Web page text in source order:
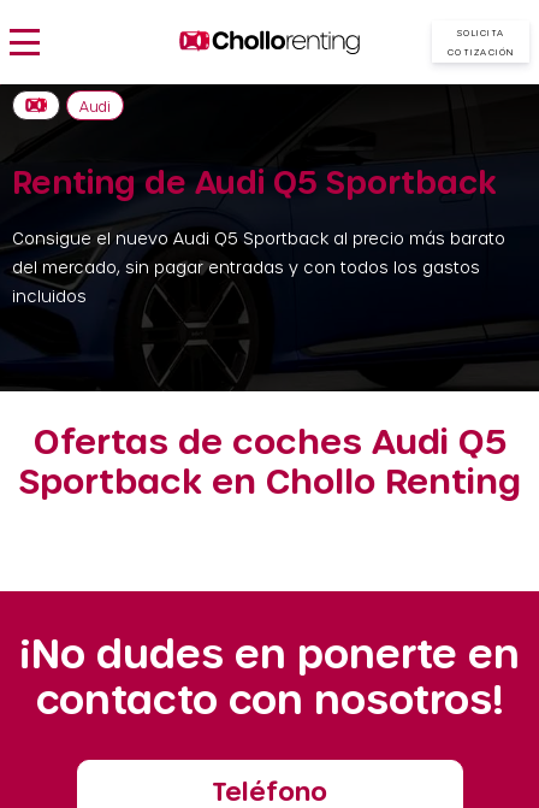
SOLICITA
COTIZACIÓN
Renting de Audi Q5 Sportback
Consigue el nuevo Audi Q5 Sportback al precio más barato
del mercado, sin pagar entradas y con todos los gastos
incluidos
Audi
Ofertas de coches Audi Q5
Sportback en Chollo Renting
¡No dudes en ponerte en
contacto con nosotros!
Teléfono